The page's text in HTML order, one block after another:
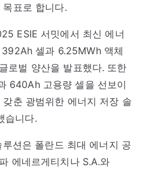
표로 합니다.
ESIE 서밋에서 최신 에너
셀과 6.25MWh 액체
로벌 양산을 발표했다. 또한
640Ah 고용량 셀을 선보이
갖춘 광범위한 에너지 저장 솔
습니다.
션은 폴란드 최대 에너지 공
에네르게티치나 S.A.와